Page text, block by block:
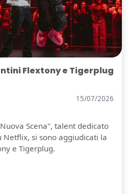
Flextony e Tigerplug
15/07/2026
Scena", talent dedicato
si sono aggiudicati la
e Tigerplug.